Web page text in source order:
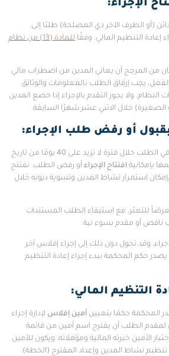
:
(أو الطرف الآخر ذي المصلحة) طلبًا إلى
التنظيم المالي. وفقًا
للمادة (13) من نظام
كان من المرجح أن يعاني المدين من اضطراب مالي
يجب إرفاق الطلب بالمعلومات والوثائق
النظام. ولا يجوز التقدم بالإجراء إذا خضع المدين
الصغيرة) خلال الاثني عشر شهرًا السابقة.
:
تحدد المحكمة موعدًا للنظر في الطلب خلال فترة لا تزيد على 40 يومًا من تاريخ
بإمكانية افتتاح الإجراء أو رفض الطلب. تفتتح
استمرار نشاط المدين وتسوية ديونه خلال
للتعثر، مع استيفاء الطلب المستندات
ناقص أو مقدم بسوء نية.
وقد تحول دون ذلك إلى إجراء إفلاس آخر
حكم المحكمة ببدء إجراء إعادة التنظيم
:
أمين إفلاس لإدارة إجراء
لمقدم الطلب أن يقترح اسم أمين من قائمة
الأمين خبرته المالية ومؤهلاته، ويكون للأمين
نشاط المدين وإعداد المقترح (الخطة).